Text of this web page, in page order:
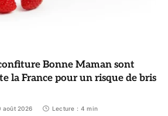
Bonne Maman sont
la France pour un risque de bris
août 2026 Lecture : 4 min